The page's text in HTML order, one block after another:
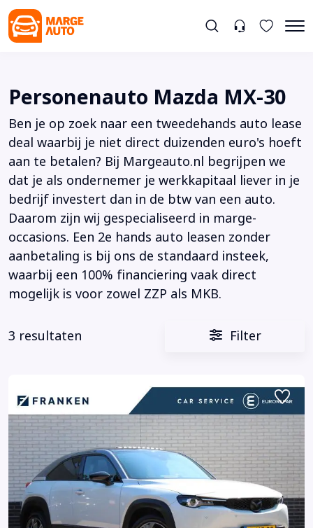
Personenauto Mazda MX-30
Ben je op zoek naar een tweedehands auto lease
deal waarbij je niet direct duizenden euro's hoeft
aan te betalen? Bij Margeauto.nl begrijpen we
dat je als ondernemer je werkkapitaal liever in je
bedrijf investert dan in de btw van een auto.
Daarom zijn wij gespecialiseerd in marge-
occasions. Een 2e hands auto leasen zonder
aanbetaling is bij ons de standaard insteek,
waarbij een 100% financiering vaak direct
mogelijk is voor zowel ZZP als MKB.
3 resultaten Filter